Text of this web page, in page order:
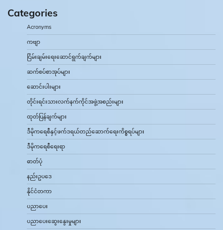
Categories
Acronyms
ကဗျာ
ငြိမ်းချမ်းရေးဆောင်ရွက်ချက်များ
ဆက်စပ်စာအုပ်များ
ဆောင်းပါးများ
တိုင်းရင်းသားလက်နက်ကိုင်အဖွဲ့အစည်းများ
ထုတ်ပြန်ချက်များ
ဒီမိုကရေစီနှင့်ဖက်ဒရယ်တည်ဆောက်‌ရေးကိစ္စရပ်များ
ဒီမိုကရေစီရေးရာ
ဓာတ်ပုံ
နည်းဥပဒေ
နိုင်ငံတကာ
ပညာပေး
ပညာပေးဆွေးနွေးမှုများ